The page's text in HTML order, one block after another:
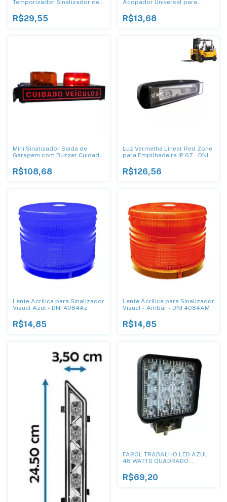
Temporizador Sinalizador de
R$29,55
Acopador Universal para
Trava Eletromagnética - DN
R$13,68
Mini Sinalizador Saída de
Garagem com Buzzer Cuidado
R$108,68
Luz Vermelha Linear Red Zone
para Empilhadeira IP 67 - DNI
R$126,56
Lente Acrílica para Sinalizador
Visual Azul - DNI 4084Az
R$14,85
Lente Acrílica para Sinalizador
Visual - Âmbar - DNI 4084AM
R$14,85
FAROL TRABALHO LED AZUL
48 WATTS QUADRADO
PULVERIZADORES ATÉ 80VDC
R$69,20